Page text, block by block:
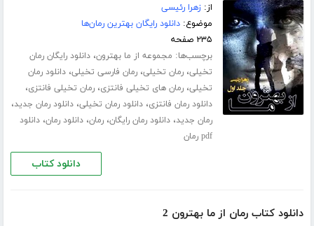
از:زهرا رئیسی
موضوع:دانلود رایگان بهترین رمان‌ها
۲۳۵ صفحه
برچسب‌ها: مجموعه از ما بهترون،دانلود رایگان رمان
تخیلی،رمان تخیلی،رمان فارسی تخیلی،دانلود رمان
تخیلی،رمان های تخیلی فانتزی،رمان تخیلی فانتزی،
دانلود رمان فانتزی،دانلود رمان تخیلی،دانلود رمان جدید،
رمان جدید،دانلود رمان رایگان،رمان،دانلود رمان،دانلود
pdf رمان
دانلود کتاب
دانلود کتاب رمان از ما بهترون 2